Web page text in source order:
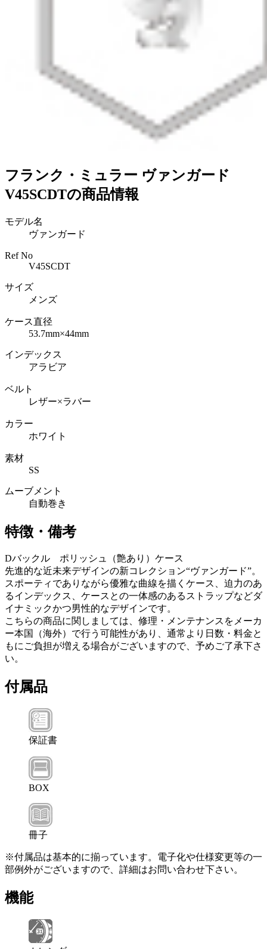
フランク・ミュラー ヴァンガード
V45SCDTの商品情報
モデル名
ヴァンガード
Ref No
V45SCDT
サイズ
メンズ
ケース直径
53.7mm×44mm
インデックス
アラビア
ベルト
レザー×ラバー
カラー
ホワイト
素材
SS
ムーブメント
自動巻き
特徴・備考
Dバックル ポリッシュ（艶あり）ケース
先進的な近未来デザインの新コレクション“ヴァンガード”。
スポーティでありながら優雅な曲線を描くケース、迫力のあ
るインデックス、ケースとの一体感のあるストラップなどダ
イナミックかつ男性的なデザインです。
こちらの商品に関しましては、修理・メンテナンスをメーカ
ー本国（海外）で行う可能性があり、通常より日数・料金と
もにご負担が増える場合がございますので、予めご了承下さ
い。
付属品
保証書
BOX
冊子
※付属品は基本的に揃っています。電子化や仕様変更等の一
部例外がございますので、詳細はお問い合わせ下さい。
機能